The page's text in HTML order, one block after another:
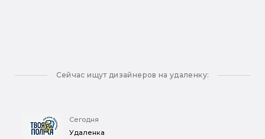
Сейчас ищут дизайнеров на удаленку:
Сегодня
Удаленка